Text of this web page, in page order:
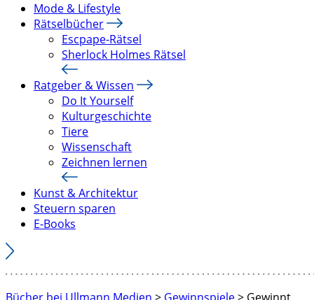
Mode & Lifestyle
Rätselbücher
Escpape-Rätsel
Sherlock Holmes Rätsel
Ratgeber & Wissen
Do It Yourself
Kulturgeschichte
Tiere
Wissenschaft
Zeichnen lernen
Kunst & Architektur
Steuern sparen
E-Books